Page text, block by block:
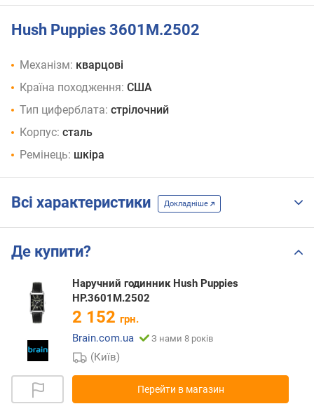
Hush Puppies 3601M.2502
Механізм: кварцові
Країна походження: США
Тип циферблата: стрілочний
Корпус: сталь
Ремінець: шкіра
Всі характеристики Докладніше
Де купити?
Наручний годинник Hush Puppies
HP.3601M.2502
2 152 грн.
Brain.com.ua
З нами 8 років
(Київ)
Перейти в магазин